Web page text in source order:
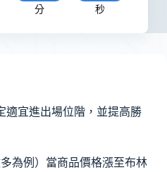
分 秒
適宜進出場位階，並提高勝
為例）當商品價格漲至布林